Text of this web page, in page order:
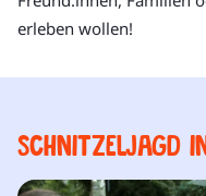
erleben wollen!
Schnitzeljagd